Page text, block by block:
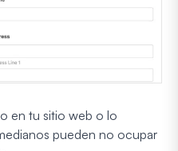
en tu sitio web o lo
pueden no ocupar